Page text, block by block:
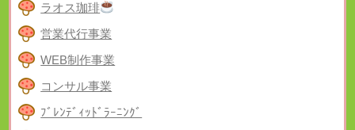
ラオス珈琲
営業代行事業
WEB制作事業
コンサル事業
ﾌﾞﾚﾝﾃﾞｨｯﾄﾞﾗｰﾆﾝｸﾞ